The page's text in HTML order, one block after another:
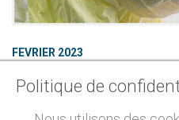
FEVRIER 2023
ACHEMINEMENT DE
Politique de